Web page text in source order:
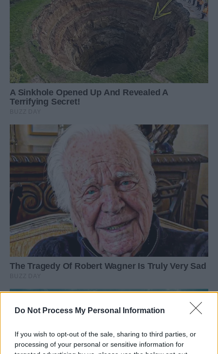
Do Not Process My Personal Information
If you wish to opt-out of the sale, sharing to third parties, or
processing of your personal or sensitive information for